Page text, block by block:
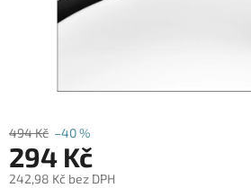
494 Kč –40 %
294 Kč
242,98 Kč bez DPH